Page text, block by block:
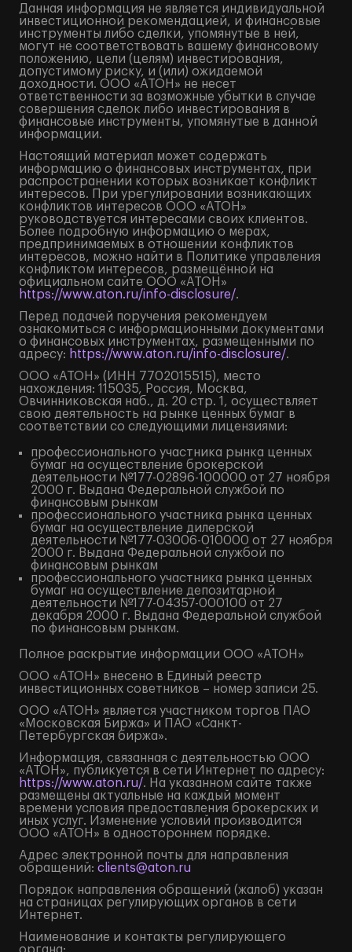
Данная информация не является индивидуальной
инвестиционной рекомендацией, и финансовые
инструменты либо сделки, упомянутые в ней,
могут не соответствовать вашему финансовому
положению, цели (целям) инвестирования,
допустимому риску, и (или) ожидаемой
доходности. ООО «АТОН» не несет
ответственности за возможные убытки в случае
совершения сделок либо инвестирования в
финансовые инструменты, упомянутые в данной
информации.
Настоящий материал может содержать
информацию о финансовых инструментах, при
распространении которых возникает конфликт
интересов. При урегулировании возникающих
конфликтов интересов ООО «АТОН»
руководствуется интересами своих клиентов.
Более подробную информацию о мерах,
предпринимаемых в отношении конфликтов
интересов, можно найти в Политике управления
конфликтом интересов, размещённой на
официальном сайте ООО «АТОН»
https://www.aton.ru/info-disclosure/.
Перед подачей поручения рекомендуем
ознакомиться с информационными документами
о финансовых инструментах, размещенными по
адресу: https://www.aton.ru/info-disclosure/.
ООО «АТОН» (ИНН 7702015515), место
нахождения: 115035, Россия, Москва,
Овчинниковская наб., д. 20 стр. 1, осуществляет
свою деятельность на рынке ценных бумаг в
соответствии со следующими лицензиями:
профессионального участника рынка ценных
бумаг на осуществление брокерской
деятельности №177-02896-100000 от 27 ноября
2000 г. Выдана Федеральной службой по
финансовым рынкам
профессионального участника рынка ценных
бумаг на осуществление дилерской
деятельности №177-03006-010000 от 27 ноября
2000 г. Выдана Федеральной службой по
финансовым рынкам
профессионального участника рынка ценных
бумаг на осуществление депозитарной
деятельности №177-04357-000100 от 27
декабря 2000 г. Выдана Федеральной службой
по финансовым рынкам.
Полное раскрытие информации ООО «АТОН»
ООО «АТОН» внесено в Единый реестр
инвестиционных советников – номер записи 25.
ООО «АТОН» является участником торгов ПАО
«Московская Биржа» и ПАО «Санкт-
Петербургская биржа».
Информация, связанная с деятельностью ООО
«АТОН», публикуется в сети Интернет по адресу:
https://www.aton.ru/. На указанном сайте также
размещены актуальные на каждый момент
времени условия предоставления брокерских и
иных услуг. Изменение условий производится
ООО «АТОН» в одностороннем порядке.
Адрес электронной почты для направления
обращений: clients@aton.ru
Порядок направления обращений (жалоб) указан
на страницах регулирующих органов в сети
Интернет.
Наименование и контакты регулирующего